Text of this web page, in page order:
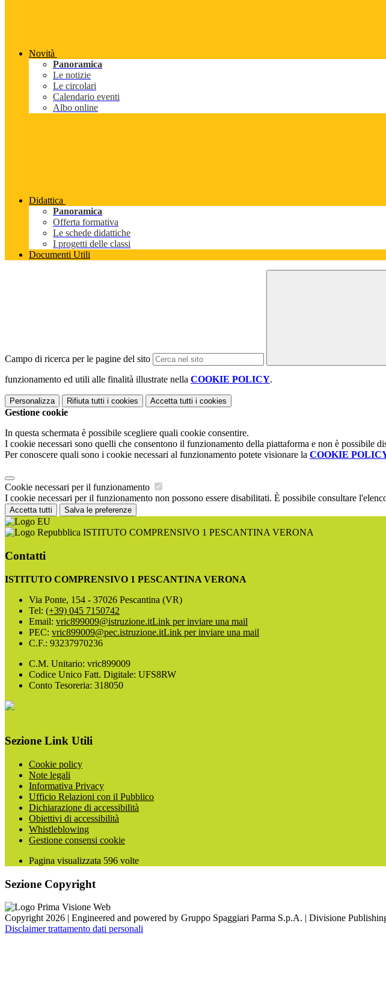
Novità
Panoramica
Le notizie
Le circolari
Calendario eventi
Albo online
Didattica
Panoramica
Offerta formativa
Le schede didattiche
I progetti delle classi
Documenti Utili
Campo di ricerca per le pagine del sito
funzionamento ed utili alle finalità illustrate nella COOKIE POLICY.
Personalizza Rifiuta tutti i cookies Accetta tutti i cookies
Gestione cookie
In questa schermata è possibile scegliere quali cookie consentire.
I cookie necessari sono quelli che consentono il funzionamento della piattaforma e non è possibile
Per conoscere quali sono i cookie necessari al funzionamento potete visionare la COOKIE
Cookie necessari per il funzionamento
I cookie necessari per il funzionamento non possono essere disabilitati. È possibile consultare
Accetta tutti Salva le preferenze
ISTITUTO COMPRENSIVO 1 PESCANTINA VERONA
Contatti
ISTITUTO COMPRENSIVO 1 PESCANTINA VERONA
Via Ponte, 154 - 37026 Pescantina (VR)
Tel: (+39) 045 7150742
Email: vric899009@istruzione.itLink per inviare una mail
PEC: vric899009@pec.istruzione.itLink per inviare una mail
C.F.: 93237970236
C.M. Unitario: vric899009
Codice Unico Fatt. Digitale: UFS8RW
Conto Tesoreria: 318050
Sezione Link Utili
Cookie policy
Note legali
Informativa Privacy
Ufficio Relazioni con il Pubblico
Dichiarazione di accessibilità
Obiettivi di accessibilità
Whistleblowing
Gestione consensi cookie
Pagina visualizzata 596 volte
Sezione Copyright
Copyright 2026 | Engineered and powered by Gruppo Spaggiari Parma S.p.A. | Divisione
Disclaimer trattamento dati personali